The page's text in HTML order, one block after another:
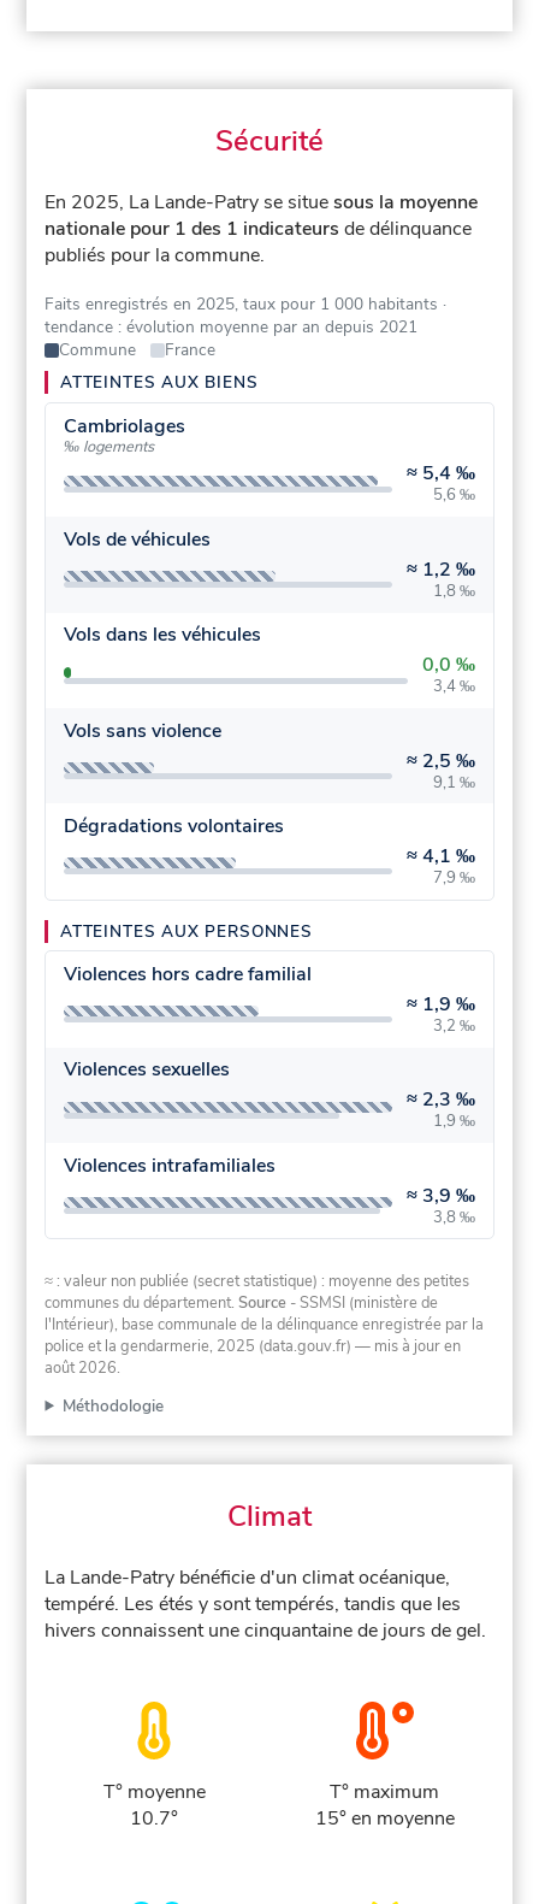
Sécurité
En 2025, La Lande-Patry se situesous la moyenne
nationale pour 1 des 1 indicateurs de délinquance
publiés pour la commune.
Faits enregistrés en 2025, taux pour 1 000 habitants ·
tendance : évolution moyenne par an depuis 2021
Commune
France
ATTEINTES AUX BIENS
Cambriolages
‰ logements
≈ 5,4 ‰
5,6 ‰
Vols de véhicules
≈ 1,2 ‰
1,8 ‰
Vols dans les véhicules
0,0 ‰
3,4 ‰
Vols sans violence
≈ 2,5 ‰
9,1 ‰
Dégradations volontaires
≈4,1 ‰
7,9 ‰
ATTEINTES AUX PERSONNES
Violences hors cadre familial
≈ 1,9 ‰
3,2 ‰
Violences sexuelles
≈ 2,3 ‰
1,9 ‰
Violences intrafamiliales
≈ 3,9 ‰
3,8 ‰
≈ : valeur non publiée (secret statistique) : moyenne des petites
communes du département.Source - SSMSI (ministère de
l'Intérieur), base communale de la délinquance enregistrée par la
police et la gendarmerie, 2025 (data.gouv.fr) — mis à jour en
août 2026.
Méthodologie
Climat
La Lande-Patry bénéficie d'un climat océanique,
tempéré. Les étés y sont tempérés, tandis que les
hivers connaissent une cinquantaine de jours de gel.
T° moyenne
10.7°
T° maximum
15° en moyenne